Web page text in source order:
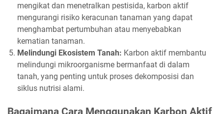
mengikat dan menetralkan pestisida, karbon aktif
mengurangi risiko keracunan tanaman yang dapat
menghambat pertumbuhan atau menyebabkan
kematian tanaman.
Melindungi Ekosistem Tanah: Karbon aktif membantu
melindungi mikroorganisme bermanfaat di dalam
tanah, yang penting untuk proses dekomposisi dan
siklus nutrisi alami.
Bagaimana Cara Menggunakan Karbon Aktif